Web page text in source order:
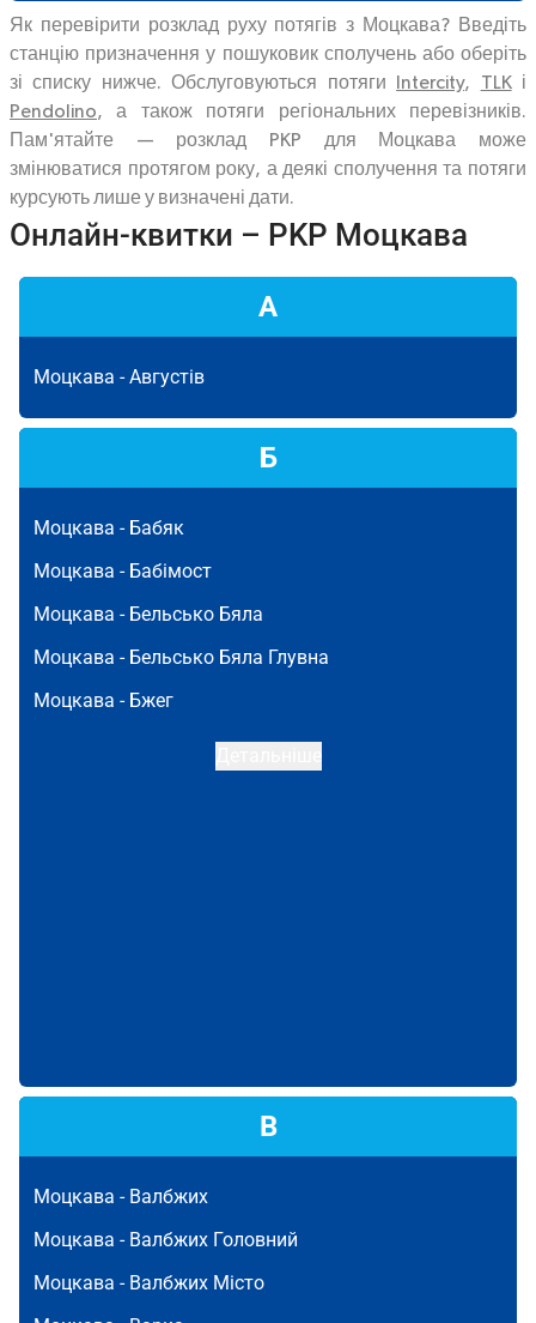
Як перевірити розклад руху потягів з Моцкава? Введіть
станцію призначення у пошуковик сполучень або оберіть
зі списку нижче. Обслуговуються потяги
Intercity, TLKі
Pendolino, а також потяги регіональних перевізників.
Пам'ятайте — розклад PKP для Моцкава може
змінюватися протягом року, а деякі сполучення та потяги
курсують лише у визначені дати.
Онлайн-квитки – PKP Моцкава
А
Моцкава -Августів
Б
Моцкава - Бабяк
Моцкава - Бабімост
Моцкава - Бельсько Бяла
Моцкава - Бельсько Бяла Глувна
Моцкава - Бжег
В
Моцкава - Валбжих
Моцкава - Валбжих Головний
Моцкава - Валбжих Місто